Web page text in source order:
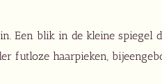
Een blik in de kleine
futloze haarpieken,